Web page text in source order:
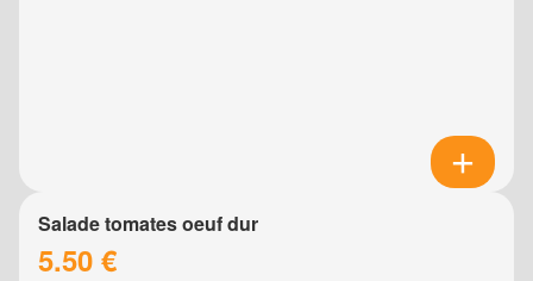
Salade tomates oeuf dur
5.50 €